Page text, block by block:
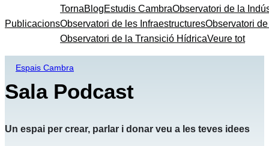
Publicacions
TornaBlogEstudis CambraObservatori de la
Observatori de les InfraestructuresObservatori
Observatori de la Transició HídricaVeure tot
Espais Cambra
Sala Podcast
Un espai per crear, parlar i donar veu a les teves idees